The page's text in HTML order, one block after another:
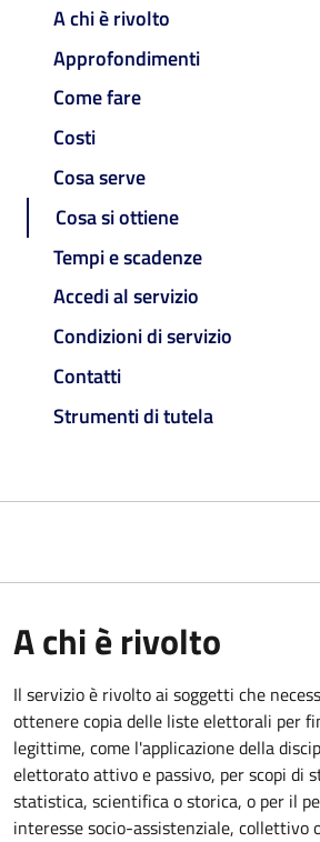
A chi è rivolto
Approfondimenti
Come fare
Costi
Cosa serve
Cosa si ottiene
Tempi e scadenze
Accedi al servizio
Condizioni di servizio
Contatti
Strumenti di tutela
A chi è rivolto
Il servizio è rivolto ai soggetti che
ottenere copia delle liste elettorali per
legittime, come l'applicazione della
elettorato attivo e passivo, per scopi di
statistica, scientifica o storica, o per il
interesse socio-assistenziale, collettivo